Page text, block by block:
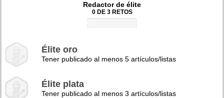
Redactor de élite
0 DE 3 RETOS
Élite oro
Tener publicado al menos 5 artículos/listas
Élite plata
Tener publicado al menos 3 artículos/listas